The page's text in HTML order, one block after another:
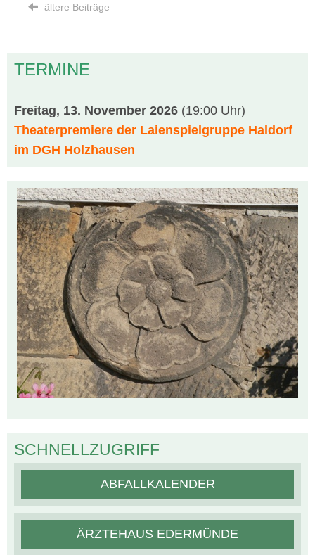
ältere Beiträge
TERMINE
Freitag, 13. November 2026 (19:00 Uhr)
Theaterpremiere der Laienspielgruppe Haldorf
im DGH Holzhausen
SCHNELLZUGRIFF
ABFALLKALENDER
ÄRZTEHAUS EDERMÜNDE